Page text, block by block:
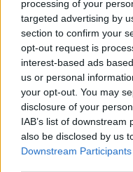
processing of your
targeted advertising by
section to confirm your
opt-out request is
interest-based ads
us or personal
your opt-out. You may
disclosure of your
IAB’s list of
also be disclosed by us
Downstream Participants